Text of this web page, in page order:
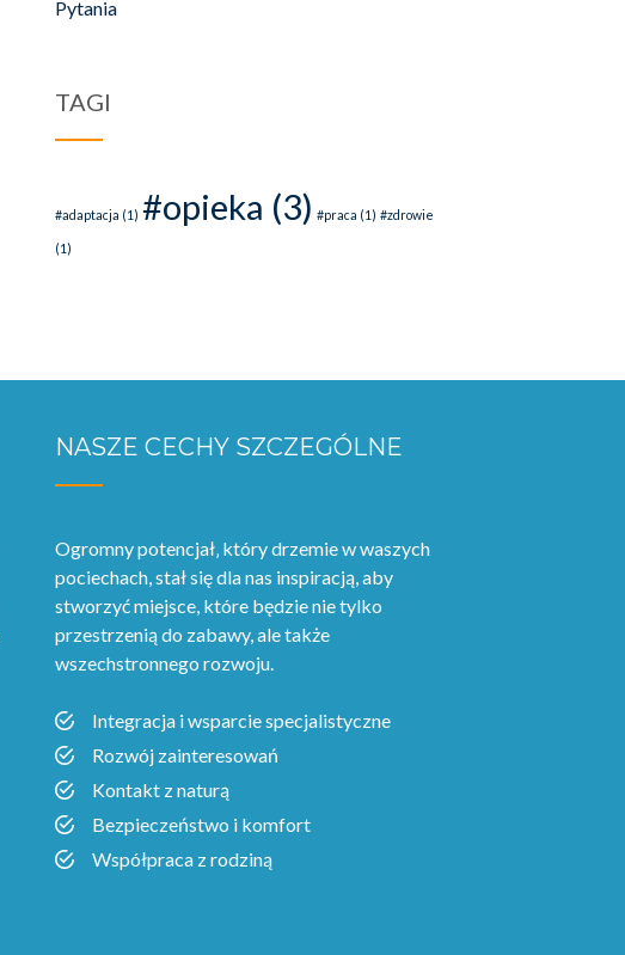
Pytania
TAGI
#adaptacja (1) #opieka (3) #praca (1) #zdrowie
(1)
NASZE CECHY SZCZEGÓLNE
Ogromny potencjał‚ który drzemie w waszych
pociechach, stał się dla nas inspiracją, aby
stworzyć miejsce, które będzie nie tylko
przestrzenią do zabawy, ale także
wszechstronnego rozwoju.
Integracja i wsparcie specjalistyczne
Rozwój zainteresowań
Kontakt z naturą
Bezpieczeństwo i komfort
Współpraca z rodziną